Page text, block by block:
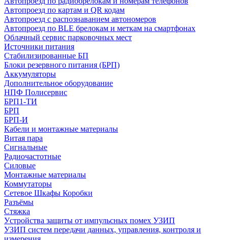
Автопроезд по картам и QR кодам
Автопроезд с распознаванием автономеров
Автопроезд по BLE брелокам и меткам на смартфонах
Облачный сервис парковочных мест
Источники питания
Стабилизированные БП
Блоки резервного питания (БРП)
Аккумуляторы
Дополнительное оборудование
НПФ Полисервис
БРП1-ТИ
БРП
БРП-И
Кабели и монтажные материалы
Витая пара
Сигнальные
Радиочастотные
Силовые
Монтажные материалы
Коммутаторы
Сетевое Шкафы Коробки
Разъёмы
Стяжка
Уcтройства защиты от импульсных помех УЗИП
УЗИП систем передачи данных, управления, контроля и